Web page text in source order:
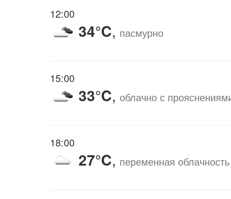
12:00
34°C, пасмурно
15:00
33°C, облачно с
18:00
27°C, переменная облачность